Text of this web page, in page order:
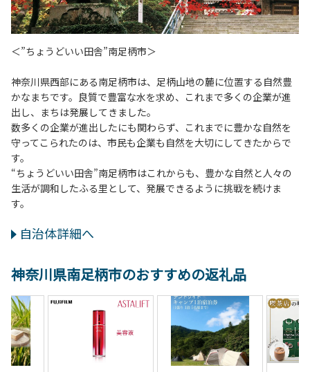
＜”ちょうどいい田舎”南足柄市＞
神奈川県西部にある南足柄市は、足柄山地の麓に位置する自然豊
かなまちです。良質で豊富な水を求め、これまで多くの企業が進
出し、まちは発展してきました。
数多くの企業が進出したにも関わらず、これまでに豊かな自然を
守ってこられたのは、市民も企業も自然を大切にしてきたからで
す。
“ちょうどいい田舎”南足柄市はこれからも、豊かな自然と人々の
生活が調和したふる里として、発展できるように挑戦を続けま
す。
自治体詳細へ
神奈川県南足柄市のおすすめの返礼品